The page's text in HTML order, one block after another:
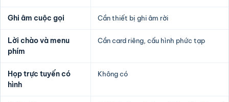
Ghi âm cuộc gọi Cần thiết bị ghi âm rời
Lời chào và menu
phím
Cần card riêng, cấu hình phức tạp
Họp trực tuyến có
hình
Không có